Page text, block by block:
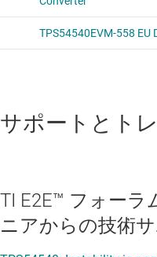
サポートとト
TI E2E™ フォーラ
ニアからの技術